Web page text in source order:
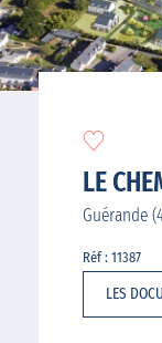
LE
Guérande
Réf : 11387
LES